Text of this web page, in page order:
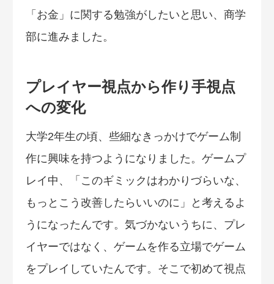
「お金」に関する勉強がしたいと思い、商学
部に進みました。
プレイヤー視点から作り手視点
への変化
大学2年生の頃、些細なきっかけでゲーム制
作に興味を持つようになりました。ゲームプ
レイ中、「このギミックはわかりづらいな、
もっとこう改善したらいいのに」と考えるよ
うになったんです。気づかないうちに、プレ
イヤーではなく、ゲームを作る立場でゲーム
をプレイしていたんです。そこで初めて視点